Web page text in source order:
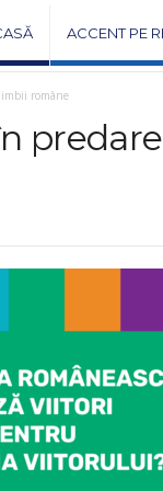
ACCENT PE
române